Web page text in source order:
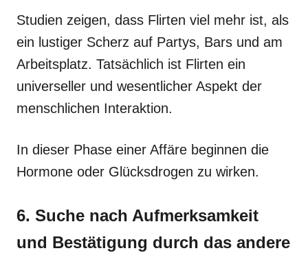
Studien zeigen, dass Flirten viel mehr ist, als
ein lustiger Scherz auf Partys, Bars und am
Arbeitsplatz. Tatsächlich ist Flirten ein
universeller und wesentlicher Aspekt der
menschlichen Interaktion.
In dieser Phase einer Affäre beginnen die
Hormone oder Glücksdrogen zu wirken.
6. Suche nach Aufmerksamkeit
und Bestätigung durch das andere